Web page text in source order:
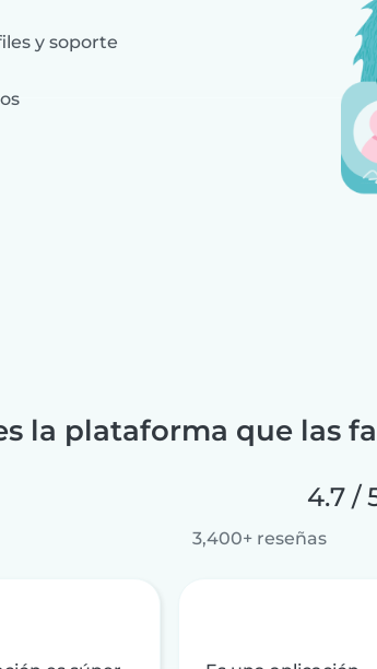
y soporte
la plataforma que las
4.7 /
3,400+ reseñas